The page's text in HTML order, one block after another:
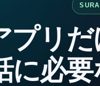
プリ
に必